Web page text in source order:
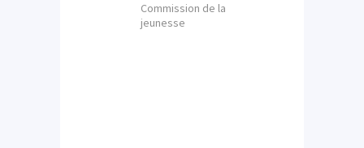
Commission de la
jeunesse